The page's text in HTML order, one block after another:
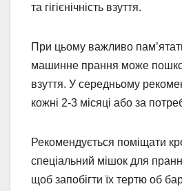
та гігієнічність взуття.
При цьому важливо
машинне прання може
взуття. У середньому
кожні 2-3 місяці або за
Рекомендується поміщати
спеціальний мішок для
щоб запобігти їх тертю об